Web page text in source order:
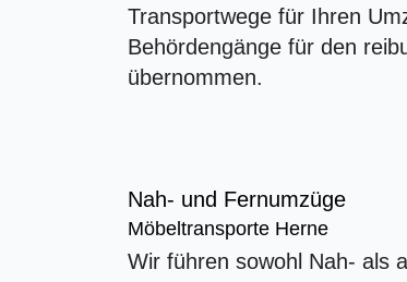
Transportwege für Ihren
Behördengänge für den
übernommen.
Nah- und Fernumzüge
Möbeltransporte Herne
Wir führen sowohl Nah- als